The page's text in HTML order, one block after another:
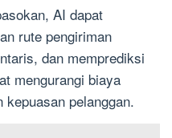
AI dapat
rute pengiriman
dan memprediksi
mengurangi biaya
kepuasan pelanggan.